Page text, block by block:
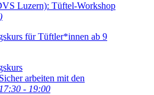
Luzern): Tüftel-Workshop
für Tüftler*innen ab 9
Sicher arbeiten mit den
17:30 - 19:00